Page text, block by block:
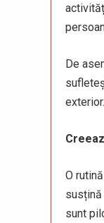
De
exterior.
O
susțină
sunt